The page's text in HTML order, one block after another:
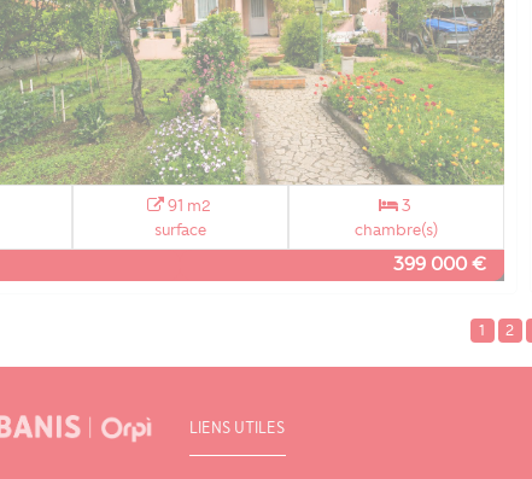
91 m2
surface
3
chambre(s)
399 000 €
1 2
LIENS UTILES